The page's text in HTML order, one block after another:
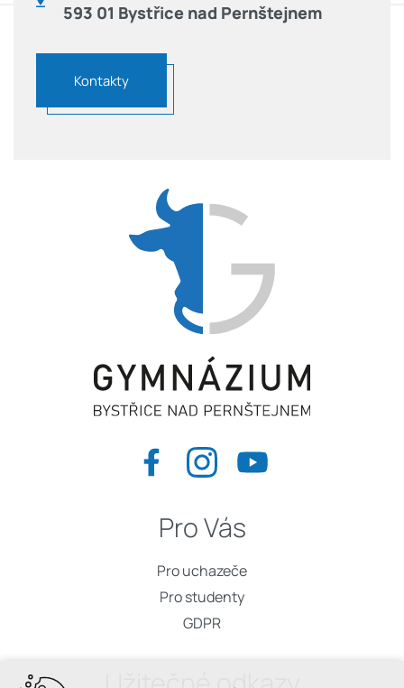
593 01 Bystřice nad Pernštejnem
Kontakty
Pro Vás
Pro uchazeče
Pro studenty
GDPR